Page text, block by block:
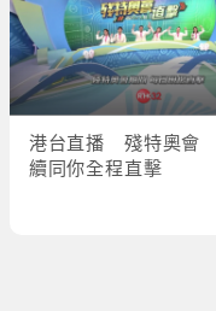
港台直播 殘特奧會
續同你全程直擊